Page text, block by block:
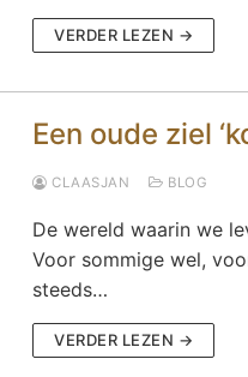
VERDER LEZEN →
Een oude ziel
CLAASJAN BLOG
De wereld waarin we
Voor sommige wel,
steeds…
VERDER LEZEN →